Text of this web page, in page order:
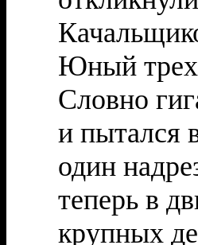
Юный
Словно
и пытался
один
теперь в
крупных